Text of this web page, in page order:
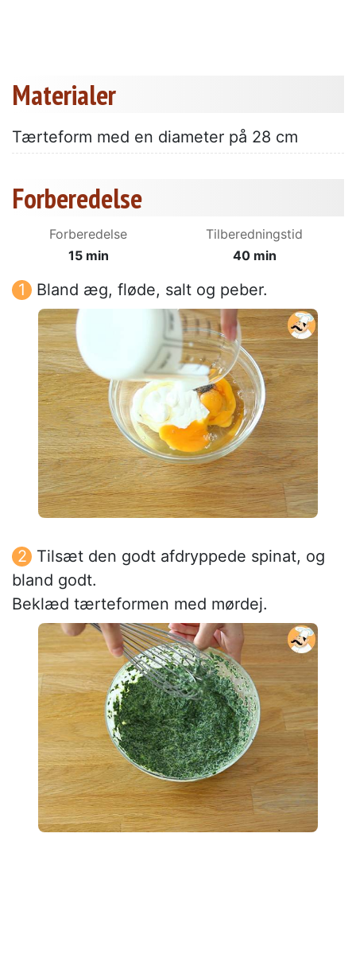
Materialer
Tærteform med en diameter på 28 cm
Forberedelse
Forberedelse
15 min
Tilberedningstid
40 min
Bland æg, fløde, salt og peber.
Tilsæt den godt afdryppede spinat, og
bland godt.
Beklæd tærteformen med mørdej.